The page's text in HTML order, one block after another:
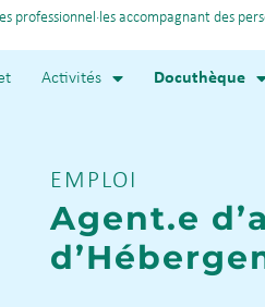
professionnel·les accompagnant des
Activités Docuthèque
EMPLOI
Agent.e